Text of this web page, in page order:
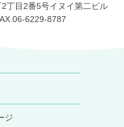
目2番5号イヌイ第二ビル
6229-8787
ジ